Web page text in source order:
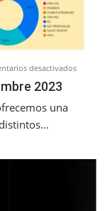
desactivadosen
2023
una